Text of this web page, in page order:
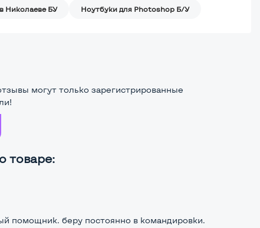
Николаеве БУ Ноутбуки для Photoshop Б/У
могут только зарегистрированные
товаре:
помощник. беру постоянно в командировки.